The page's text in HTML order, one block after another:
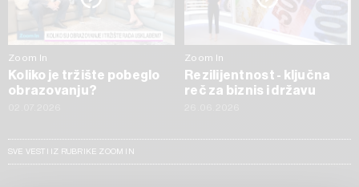
Zoom In
Koliko je tržište pobeglo
obrazovanju?
Zoom In
Rezilijentnost - ključna
reč za biznis i državu
SVE VESTI IZ RUBRIKE ZOOM IN